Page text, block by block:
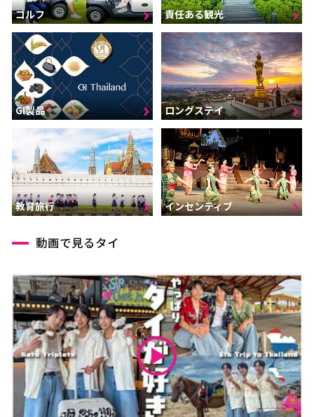
ゴルフ 責任ある観光
GI製品 ロングステイ
教育旅行 インセンティブ
動画で見るタイ